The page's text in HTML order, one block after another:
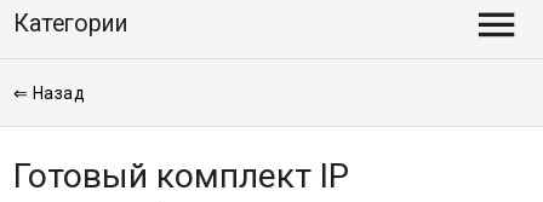
Категории 
⇐ Назад
Готовый комплект IP